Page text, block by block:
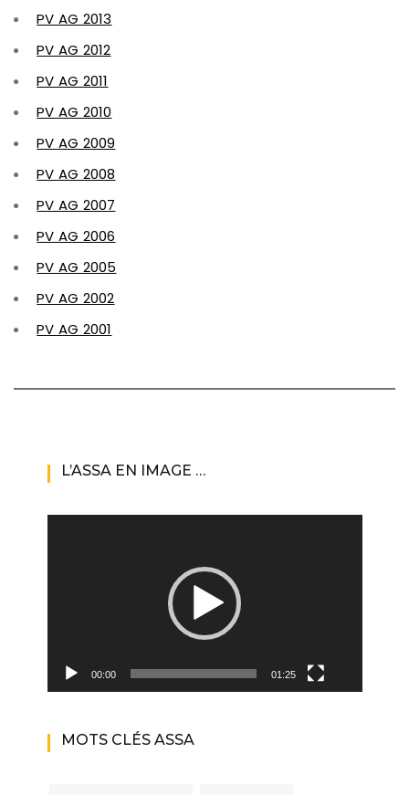
PV AG 2013
PV AG 2012
PV AG 2011
PV AG 2010
PV AG 2009
PV AG 2008
PV AG 2007
PV AG 2006
PV AG 2005
PV AG 2002
PV AG 2001
L’ASSA EN IMAGE …
00:00 01:25
MOTS CLÉS ASSA